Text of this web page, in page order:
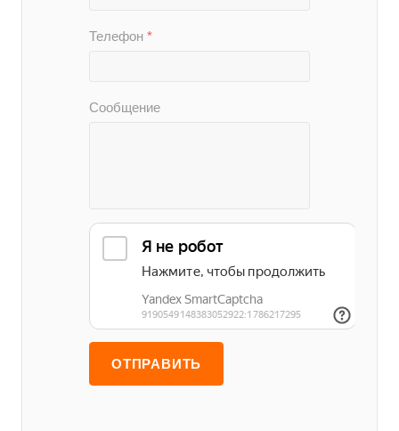
Телефон *
Сообщение